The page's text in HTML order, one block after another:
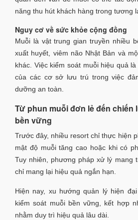
năng thu hút khách hàng trong tương
Nguy cơ về sức khỏe cộng đồng
Muỗi là vật trung gian truyền nhiều
xuất huyết, viêm não Nhật Bản và
khác. Việc kiểm soát muỗi hiệu quả
của các cơ sở lưu trú trong việc
dưỡng an toàn.
Từ phun muỗi đơn lẻ đến chiến
bền vững
Trước đây, nhiều resort chỉ thực hiện
mật độ muỗi tăng cao hoặc khi có
Tuy nhiên, phương pháp xử lý mang
chỉ mang lại hiệu quả ngắn hạn.
Hiện nay, xu hướng quản lý hiện
kiểm soát muỗi bền vững, kết hợp
nhằm duy trì hiệu quả lâu dài.